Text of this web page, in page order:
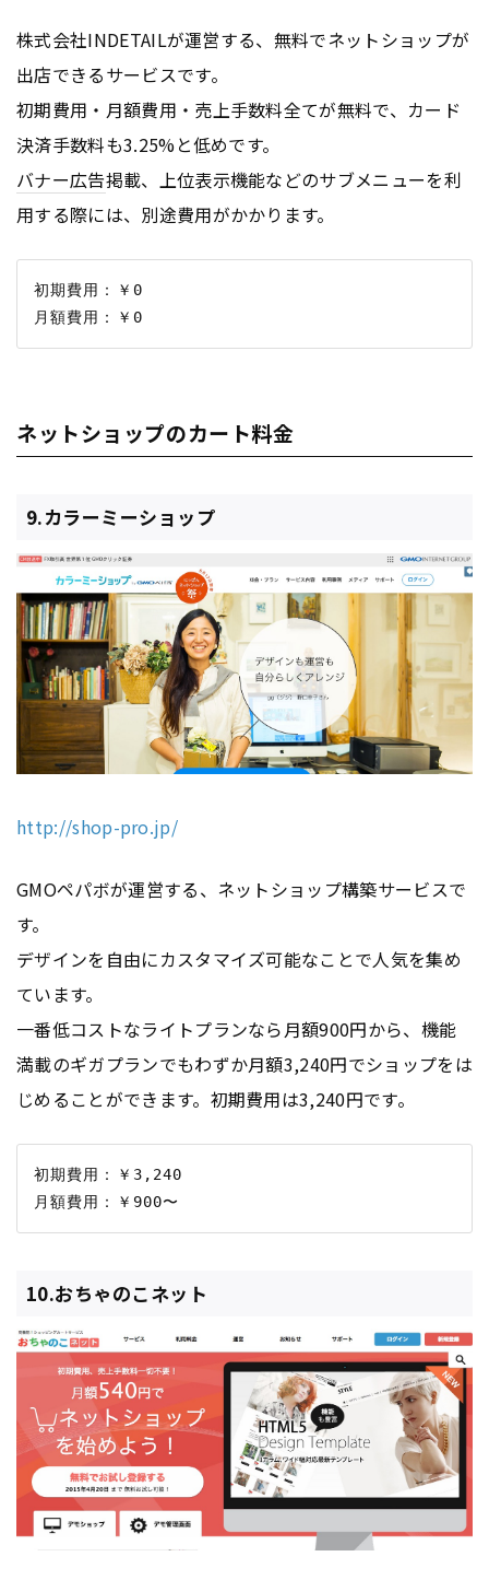
株式会社INDETAILが運営する、無料でネットショップが
出店できるサービスです。
初期費用・月額費用・売上手数料全てが無料で、カード
決済手数料も3.25%と低めです。
バナー広告掲載、上位表示機能などのサブメニューを利
用する際には、別途費用がかかります。
初期費用：￥0
ネットショップのカート料金
9.カラーミーショップ
http://shop-pro.jp/
GMOペパボが運営する、ネットショップ構築サービスで
す。
デザインを自由にカスタマイズ可能なことで人気を集め
ています。
一番低コストなライトプランなら月額900円から、機能
満載のギガプランでもわずか月額3,240円でショップをは
じめることができます。初期費用は3,240円です。
初期費用：￥3,240
10.おちゃのこネット